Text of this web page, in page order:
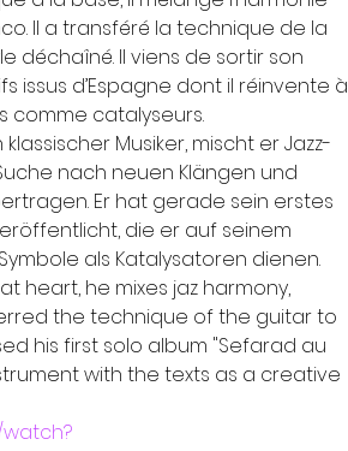
Il a transféré la technique de la
déchaîné. Il viens de sortir son
issus d’Espagne dont il réinvente à
comme catalyseurs.
Musiker, mischt er Jazz-
nach neuen Klängen und
Er hat gerade sein erstes
die er auf seinem
als Katalysatoren dienen.
heart, he mixes jaz harmony,
the technique of the guitar to
his first solo album "Sefarad au
with the texts as a creative